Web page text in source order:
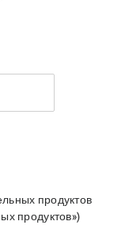
продуктов
продуктов»)